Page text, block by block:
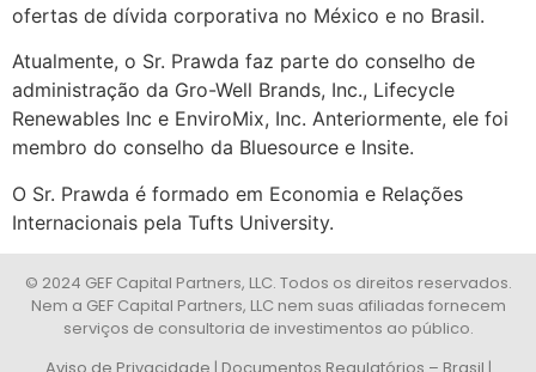
ofertas de dívida corporativa no México e no Brasil.
Atualmente, o Sr. Prawda faz parte do conselho de
administração da Gro-Well Brands, Inc., Lifecycle
Renewables Inc e EnviroMix, Inc. Anteriormente, ele foi
membro do conselho da Bluesource e Insite.
O Sr. Prawda é formado em Economia e Relações
Internacionais pela Tufts University.
© 2024 GEF Capital Partners, LLC. Todos os direitos reservados.
Nem a GEF Capital Partners, LLC nem suas afiliadas fornecem
serviços de consultoria de investimentos ao público.